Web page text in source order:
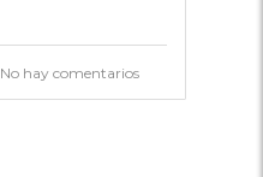
No hay comentarios